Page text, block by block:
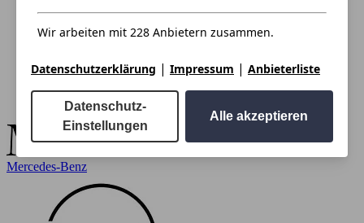
Mercedes-Benz
Wir arbeiten mit 228 Anbietern zusammen.
Datenschutzerklärung | Impressum | Anbieterliste
Datenschutz-
Einstellungen
Alle akzeptieren